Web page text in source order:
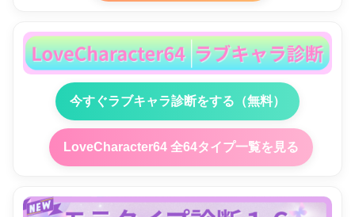
今すぐラブキャラ診断をする（無料）
LoveCharacter64 全64タイプ一覧を見る